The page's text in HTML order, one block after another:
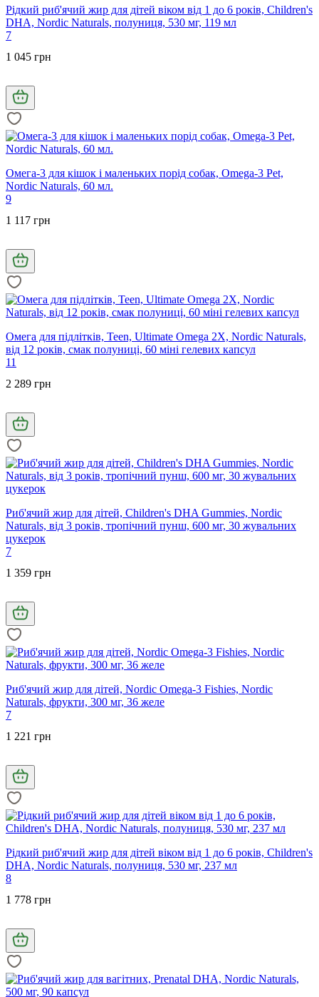
Рідкий риб'ячий жир для дітей віком від 1 до 6 років, Children's
DHA, Nordic Naturals, полуниця, 530 мг, 119 мл
7
1 045 грн
Омега-3 для кішок і маленьких порід собак, Omega-3 Pet,
Nordic Naturals, 60 мл.
9
1 117 грн
Омега для підлітків, Teen, Ultimate Omega 2X, Nordic Naturals,
від 12 років, смак полуниці, 60 міні гелевих капсул
11
2 289 грн
Риб'ячий жир для дітей, Children's DHA Gummies, Nordic
Naturals, від 3 років, тропічний пунш, 600 мг, 30 жувальних
цукерок
7
1 359 грн
Риб'ячий жир для дітей, Nordic Omega-3 Fishies, Nordic
Naturals, фрукти, 300 мг, 36 желе
7
1 221 грн
Рідкий риб'ячий жир для дітей віком від 1 до 6 років, Children's
DHA, Nordic Naturals, полуниця, 530 мг, 237 мл
8
1 778 грн